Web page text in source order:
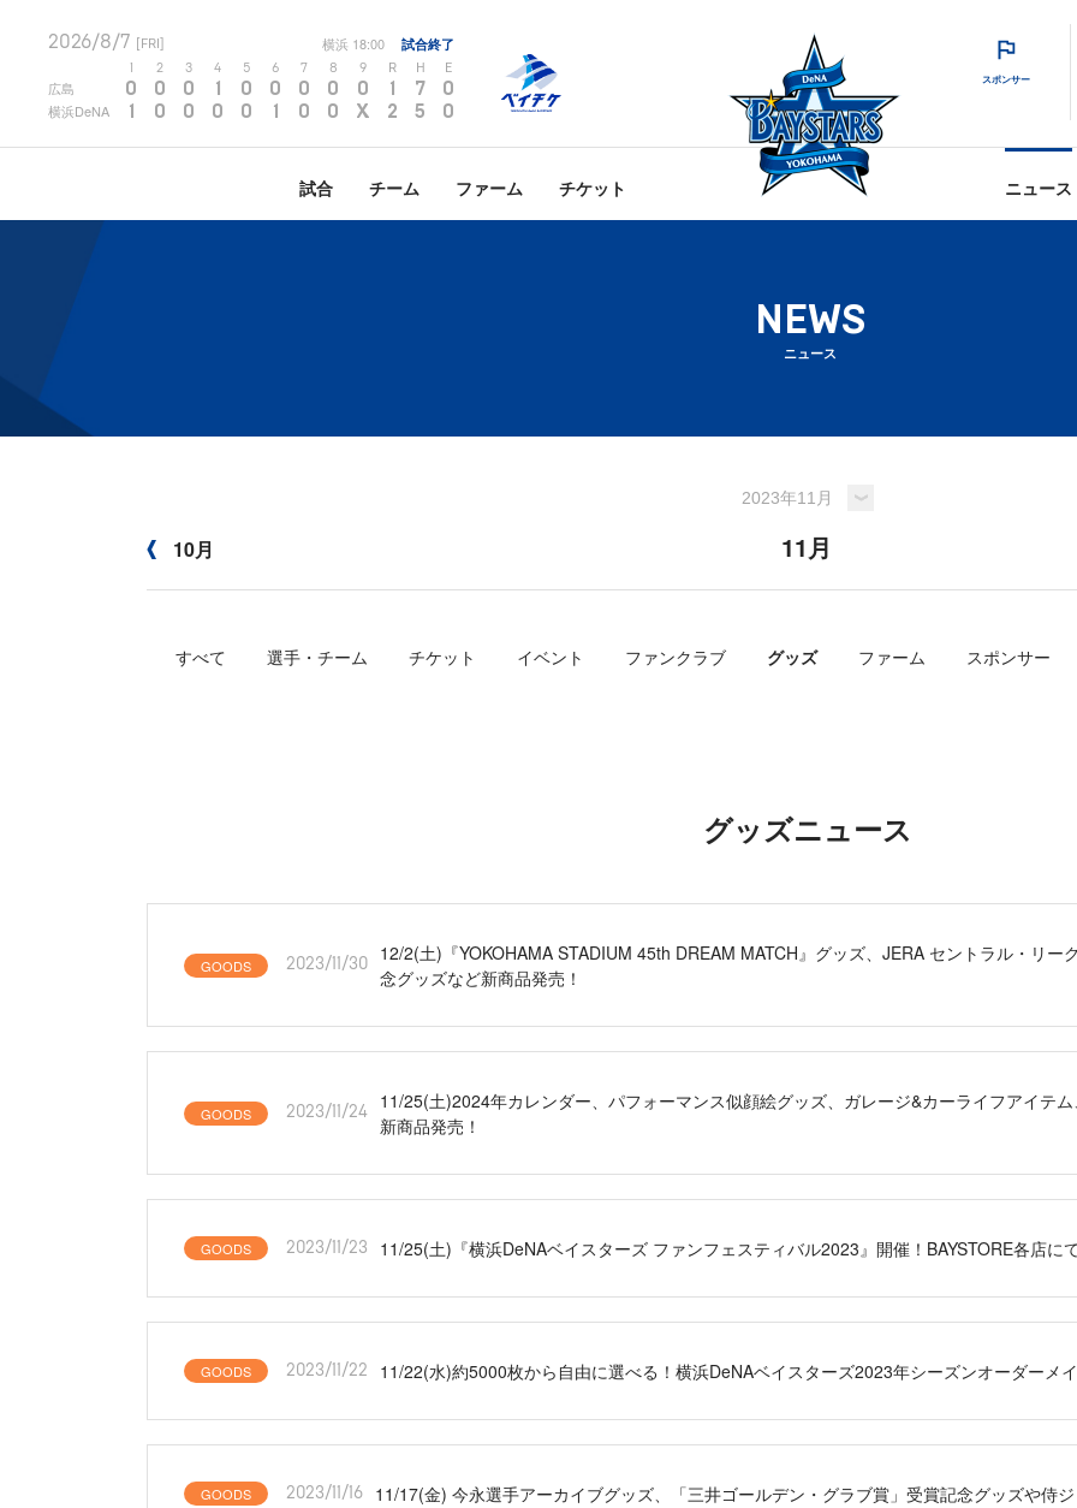
2026/8/7 [FRI] 横浜 18:00 試合終了
2 3 4 5 6 7 8 9 R H E
広島 0 0 0 1 0 0 0 0 0 1 7 0
横浜DeNA 1 0 0 0 0 1 0 0 X 2 5 0
スポンサー
試合 チーム ファーム チケット ニュース
NEWS
ニュース
10月 11月
すべて 選手・チーム チケット イベント ファンクラブ グッズ ファーム スポンサー
グッズニュース
GOODS 2023/11/30
12/2(土)『YOKOHAMA STADIUM 45th DREAM MATCH』グッズ、JERA セントラル・リー
念グッズなど新商品発売！
GOODS 2023/11/24
11/25(土)2024年カレンダー、パフォーマンス似顔絵グッズ、ガレージ&カーライフアイテ
新商品発売！
GOODS 2023/11/23 11/25(土)『横浜DeNAベイスターズ ファンフェスティバル2023』開催！BAYSTORE各店に
GOODS 2023/11/22 11/22(水)約5000枚から自由に選べる！横浜DeNAベイスターズ2023年シーズンオーダーメ
GOODS 2023/11/16 11/17(金) 今永選手アーカイブグッズ、「三井ゴールデン・グラブ賞」受賞記念グッズや侍